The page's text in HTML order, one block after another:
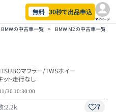
無料 30秒で出品申込
マイページ
BMWの中古車一覧 > BMW M2の中古車一覧
マフラー/TWSホイー
ト走行なし
30 10:30:00
:2.2k 7